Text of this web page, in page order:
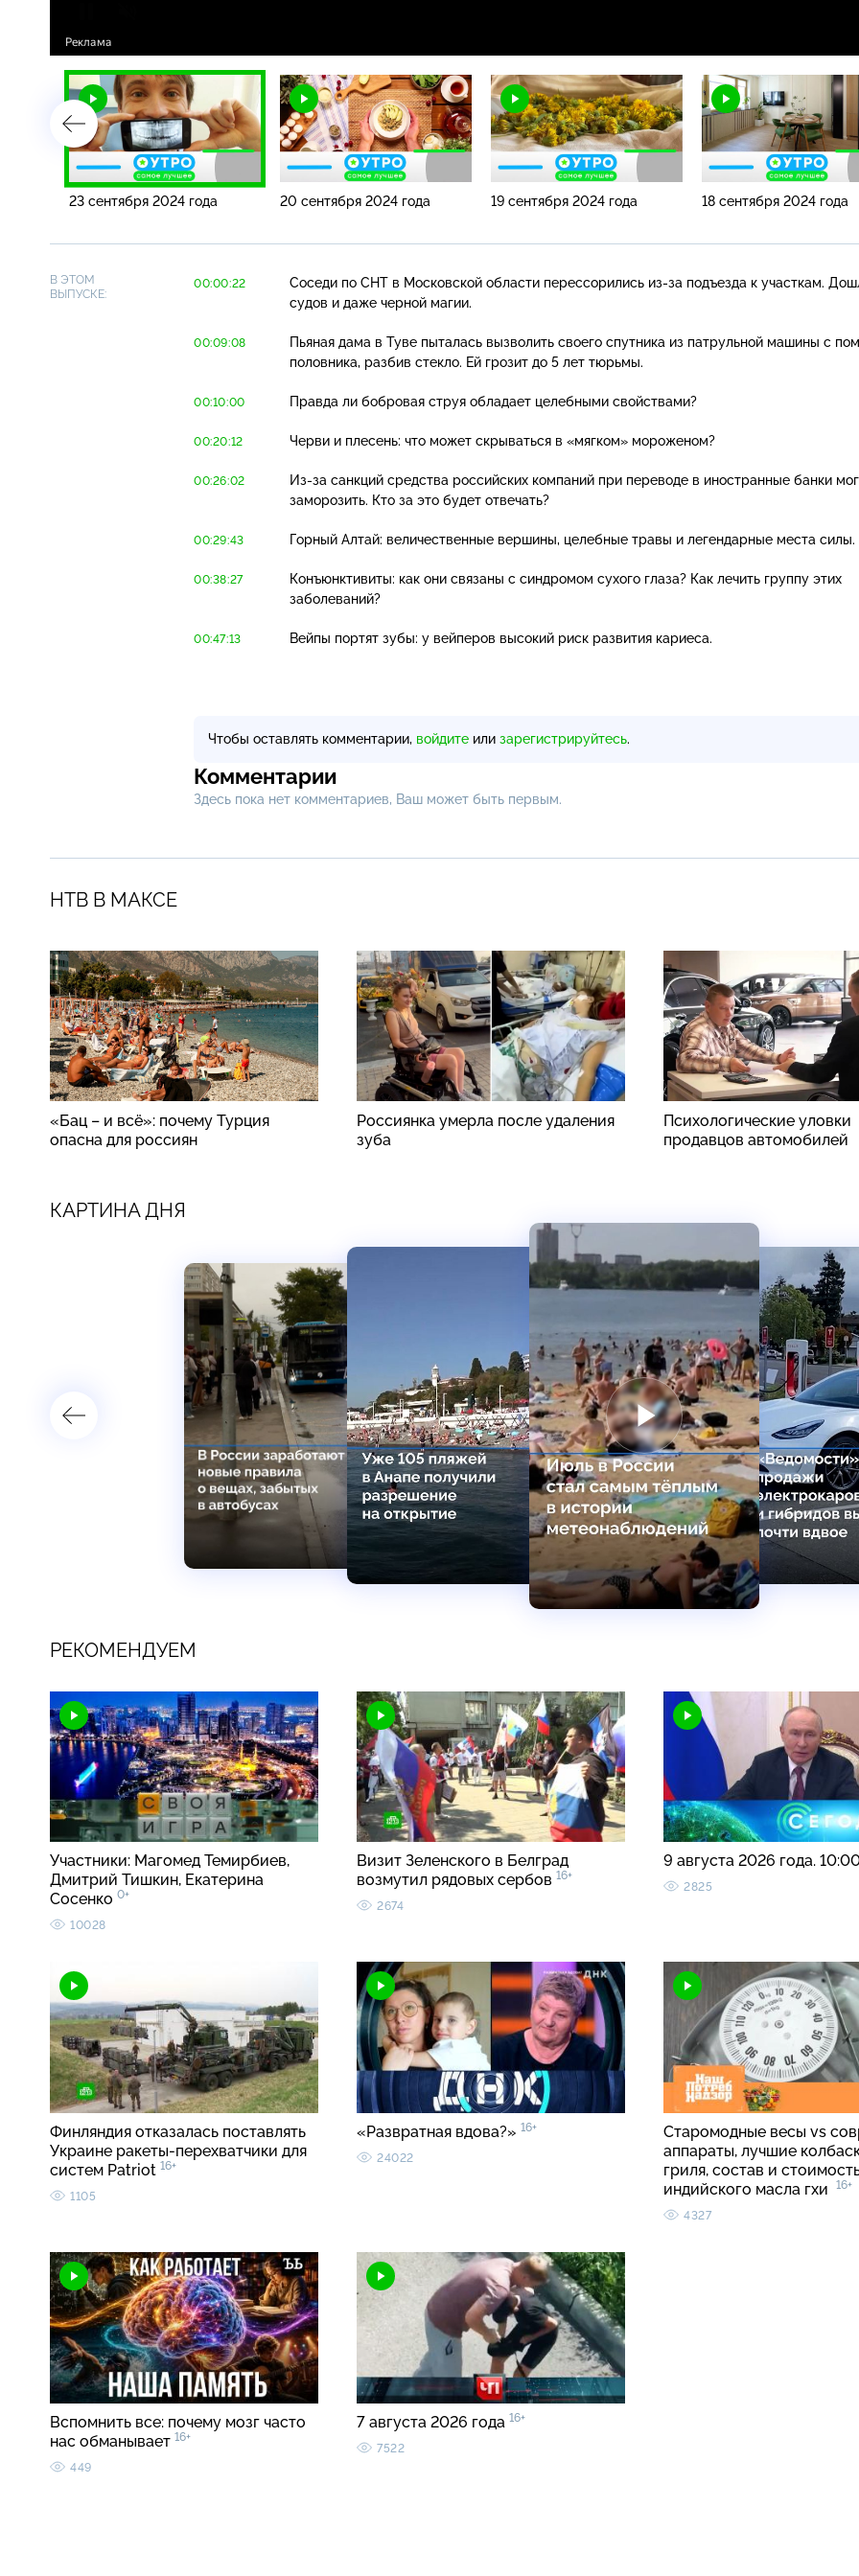
23 сентября 2024 года 20 сентября 2024 года 19 сентября 2024 года 18 сентября 2024 года
В ЭТОМ
ВЫПУСКЕ:
00:00:22 Соседи по СНТ в Московской области перессорились из-за подъезда к участкам.
судов и даже черной магии.
00:09:08
Пьяная дама в Туве пыталась вызволить своего спутника из патрульной машины с
половника, разбив стекло. Ей грозит до 5 лет тюрьмы.
00:10:00 Правда ли бобровая струя обладает целебными свойствами?
00:20:12 Черви и плесень: что может скрываться в «мягком» мороженом?
00:26:02 Из-за санкций средства российских компаний при переводе в иностранные банки
заморозить. Кто за это будет отвечать?
00:29:43 Горный Алтай: величественные вершины, целебные травы и легендарные места силы.
00:38:27
Конъюнктивиты: как они связаны с синдромом сухого глаза? Как лечить группу этих
заболеваний?
00:47:13 Вейпы портят зубы: у вейперов высокий риск развития кариеса.
Чтобы оставлять комментарии, войдите или зарегистрируйтесь.
Комментарии
Здесь пока нет комментариев, Ваш может быть первым.
НТВ В МАКСЕ
«Бац – и всё»: почему Турция
опасна для россиян
Россиянка умерла после удаления
зуба
Психологические уловки
продавцов автомобилей
КАРТИНА ДНЯ
РЕКОМЕНДУЕМ
Участники: Магомед Темирбиев,
Дмитрий Тишкин, Екатерина
Сосенко 0+
10028
Визит Зеленского в Белград
возмутил рядовых сербов 16+
2674
9 августа 2026 года.
2825
Финляндия отказалась поставлять
Украине ракеты-перехватчики для
систем Patriot 16+
1105
«Развратная вдова?» 16+
24022
Старомодные весы vs
аппараты, лучшие
гриля, состав и
индийского масла гхи
16+
4327
Вспомнить все: почему мозг часто
нас обманывает 16+
449
7 августа 2026 года 16+
7522